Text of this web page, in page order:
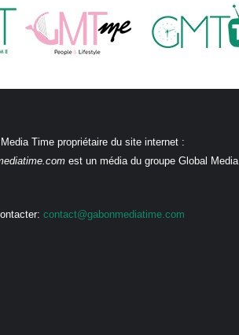
Time propriétaire du site internet :
est un média du groupe Global Media
contact@gabonmediatime.com